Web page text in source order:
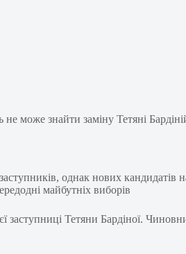
однак нових кандидатів
майбутніх виборів
заступниці Тетяни Бардіної.